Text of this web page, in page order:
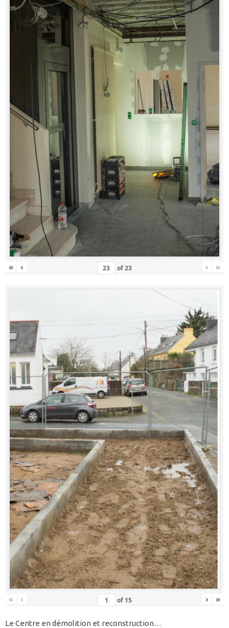
« ‹ of23 › »
« ‹ of 15 › »
Le Centre en démolition et reconstruction…